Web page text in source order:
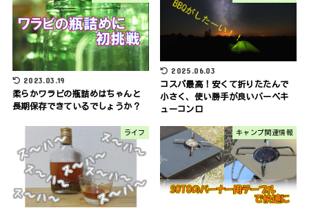
2023.03.19
柔らかワラビの瓶詰めはちゃんと
長期保存できているでしょうか？
2025.06.03
コスパ最高！安くて折りたたんで
小さく、使い勝手が良いバーベキ
ューコンロ
ライフ キャンプ関連情報